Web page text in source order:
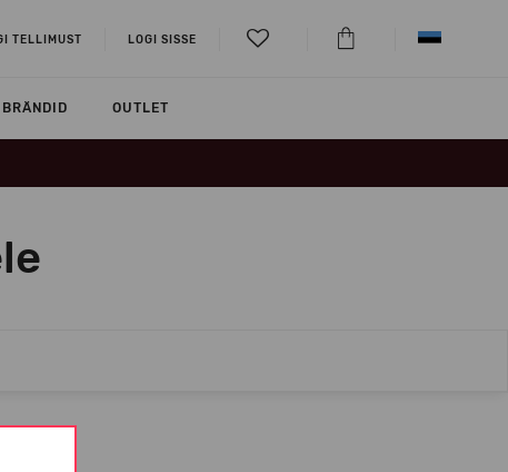
TELLIMUST LOGI SISSE
BRÄNDID OUTLET